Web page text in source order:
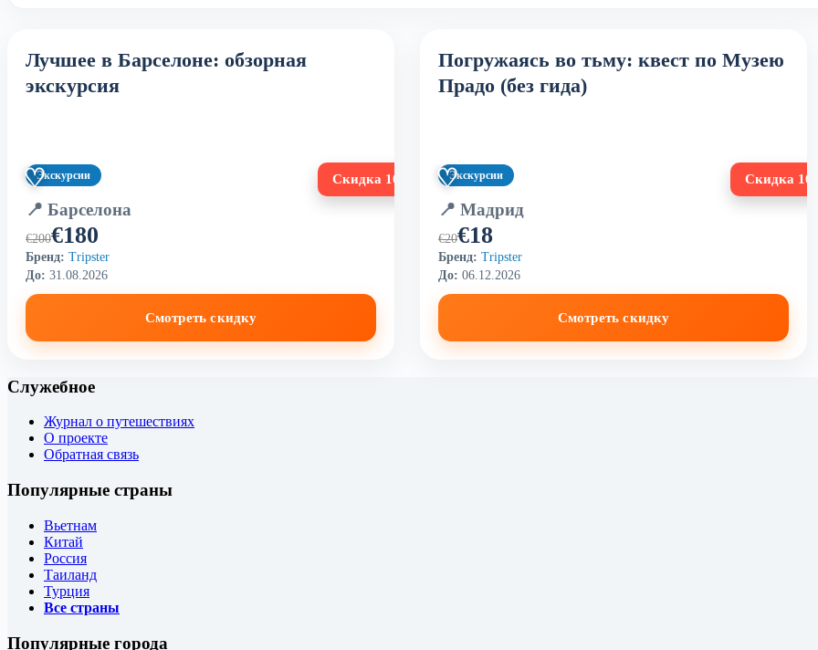
Лучшее в Барселоне: обзорная
экскурсия
♡ Скидка 10%
Экскурсии
📍 Барселона
€200€180
Бренд: Tripster
До: 31.08.2026
Смотреть скидку
Погружаясь во тьму: квест по Музею
Прадо (без гида)
♡ Скидка
Экскурсии
📍 Мадрид
€20€18
Бренд: Tripster
До: 06.12.2026
Смотреть скидку
Служебное
Журнал о путешествиях
О проекте
Обратная связь
Популярные страны
Вьетнам
Китай
Россия
Таиланд
Турция
Все страны
Популярные города